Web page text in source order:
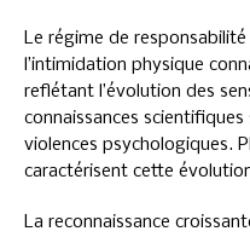
Le régime de
l’intimidation physique
reflétant l’évolution des
connaissances
violences psychologiques.
caractérisent cette
La reconnaissance